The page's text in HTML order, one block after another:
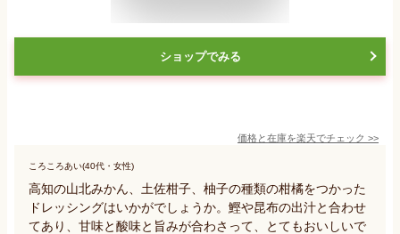
ショップでみる
価格と在庫を楽天でチェック >>
ころころあい(40代・女性)
高知の山北みかん、土佐柑子、柚子の種類の柑橘をつかった
ドレッシングはいかがでしょうか。鰹や昆布の出汁と合わせ
てあり、甘味と酸味と旨みが合わさって、とてもおいしいで